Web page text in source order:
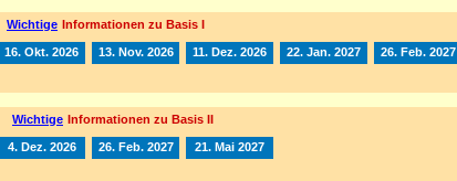
Wichtige Informationen zu Basis I
16. Okt. 2026 13. Nov. 2026 11. Dez. 2026 22. Jan. 2027 26. Feb. 2027
Wichtige Informationen zu Basis II
4. Dez. 2026 26. Feb. 2027 21. Mai 2027